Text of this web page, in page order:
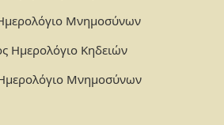
Μνημοσύνων
Ημερολόγιο Κηδειών
Μνημοσύνων